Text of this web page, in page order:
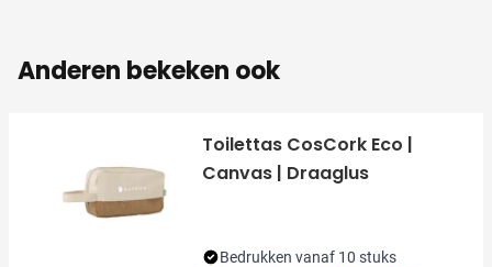
Anderen bekeken ook
Toilettas CosCork Eco |
Canvas | Draaglus
Bedrukken vanaf 10 stuks